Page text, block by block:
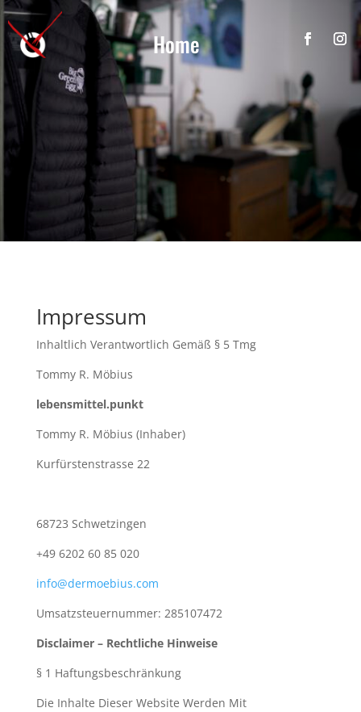
Home
Impressum
Inhaltlich Verantwortlich Gemäß § 5 Tmg
Tommy R. Möbius
lebensmittel.punkt
Tommy R. Möbius (Inhaber)
Kurfürstenstrasse 22
68723 Schwetzingen
+49 6202 60 85 020
info@dermoebius.com
Umsatzsteuernummer: 285107472
Disclaimer – Rechtliche Hinweise
§ 1 Haftungsbeschränkung
Die Inhalte Dieser Website Werden Mit